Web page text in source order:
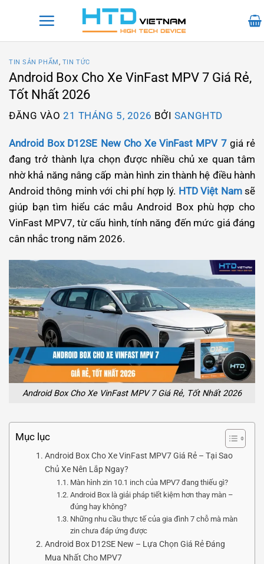
TIN SẢN PHẨM, TIN TỨC
Android Box Cho Xe VinFast MPV 7 Giá Rẻ,
Tốt Nhất 2026
ĐĂNG VÀO21 THÁNG 5, 2026 BỞI SANGHTD
Android Box D12SE New Cho Xe VinFast MPV 7giá rẻ
đang trở thành lựa chọn được nhiều chủ xe quan tâm
nhờ khả năng nâng cấp màn hình zin thành hệ điều hành
Android thông minh với chi phí hợp lý. HTD Việt Namsẽ
giúp bạn tìm hiểu các mẫu Android Box phù hợp cho
VinFast MPV7, từ cấu hình, tính năng đến mức giá đáng
cân nhắc trong năm 2026.
Android Box Cho Xe VinFast MPV 7 Giá Rẻ, Tốt Nhất 2026
Mục lục
Android Box Cho Xe VinFast MPV7 Giá Rẻ – Tại Sao
Chủ Xe Nên Lắp Ngay?
Màn hình zin 10.1 inch của MPV7 đang thiếu gì?
Android Box là giải pháp tiết kiệm hơn thay màn –
đúng hay không?
Những nhu cầu thực tế của gia đình 7 chỗ mà màn
zin chưa đáp ứng được
Android Box D12SE New – Lựa Chọn Giá Rẻ Đáng
Mua Nhất Cho MPV7